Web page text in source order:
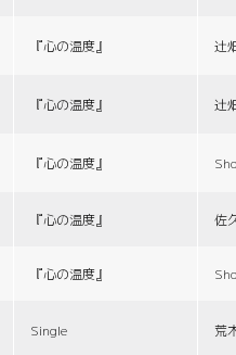
『心の温度』 辻
『心の温度』 辻
『心の温度』
『心の温度』 佐
『心の温度』
Single 荒